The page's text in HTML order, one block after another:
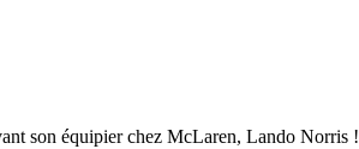
son équipier chez McLaren, Lando Norris !